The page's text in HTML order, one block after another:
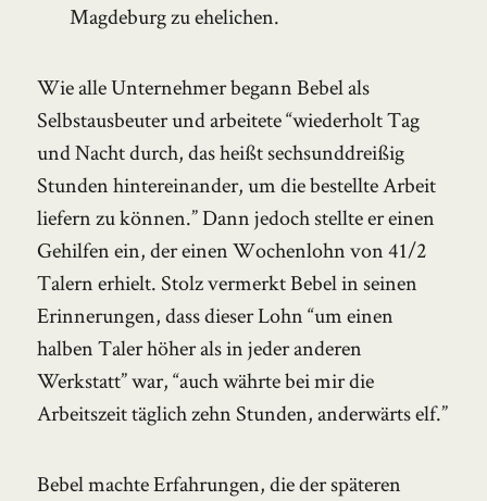
Magdeburg zu ehelichen.
Wie alle Unternehmer begann Bebel als
Selbstausbeuter und arbeitete “wiederholt Tag
und Nacht durch, das heißt sechsunddreißig
Stunden hintereinander, um die bestellte Arbeit
liefern zu können.” Dann jedoch stellte er einen
Gehilfen ein, der einen Wochenlohn von 41/2
Talern erhielt. Stolz vermerkt Bebel in seinen
Erinnerungen, dass dieser Lohn “um einen
halben Taler höher als in jeder anderen
Werkstatt” war, “auch währte bei mir die
Arbeitszeit täglich zehn Stunden, anderwärts elf.”
Bebel machte Erfahrungen, die der späteren